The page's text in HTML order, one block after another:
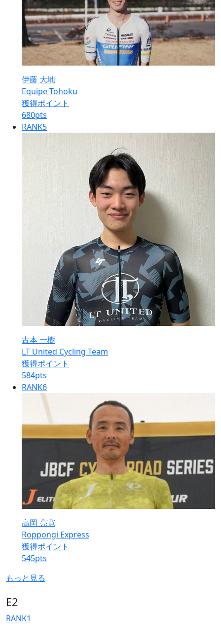
伊藤 大地
Equipe Tohoku
獲得ポイント
680pts
RANK5
古本 一樹
LT United Cycling Team
獲得ポイント
584pts
RANK6
高岡 亮寛
Roppongi Express
獲得ポイント
545pts
もっと見る
E2
RANK1